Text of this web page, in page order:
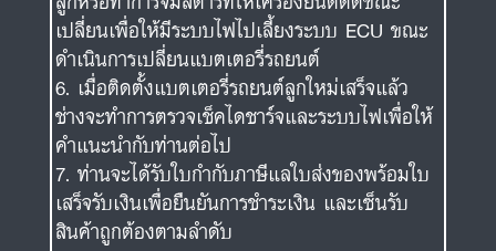
เปลี่ยนเพื่อให้มีระบบไฟไปเลี้ยงระบบ ECU ขณะ
ดำเนินการเปลี่ยนแบตเตอรี่รถยนต์
เมื่อติดตั้งแบตเตอรี่รถยนต์ลูกใหม่เสร็จแล้ว
ช่างจะทำการตรวจเช็คไดชาร์จและระบบไฟเพื่อให้
คำแนะนำกับท่านต่อไป
ท่านจะได้รับใบกำกับภาษีแลใบส่งของพร้อมใบ
เสร็จรับเงินเพื่อยืนยันการชำระเงิน และเซ็นรับ
สินค้าถูกต้องตามลำดับ